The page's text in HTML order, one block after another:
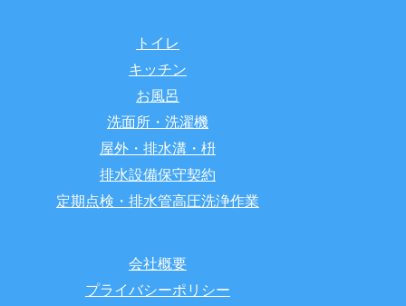
トイレ
キッチン
お風呂
洗面所・洗濯機
屋外・排水溝・枡
排水設備保守契約
定期点検・排水管高圧洗浄作業
会社概要
プライバシーポリシー